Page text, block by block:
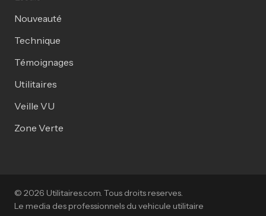
Nouveauté
Technique
Témoignages
Utilitaires
Veille VU
Zone Verte
© 2026 Utilitaires.com. Tous droits reserves.
Le media des professionnels du vehicule utilitaire